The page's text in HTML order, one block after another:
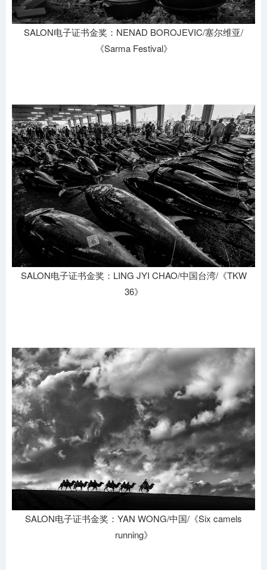
SALON电子证书金奖：NENAD BOROJEVIC/塞尔维亚/
《Sarma Festival》
SALON电子证书金奖：LING JYI CHAO/中国台湾/《TKW
36》
SALON电子证书金奖：YAN WONG/中国/《Six camels
running》